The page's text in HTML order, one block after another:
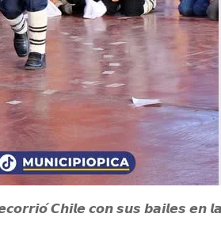
𝘾𝙝𝙞𝙡𝙚 𝙘𝙤𝙣 𝙨𝙪𝙨 𝙗𝙖𝙞𝙡𝙚𝙨 𝙚𝙣